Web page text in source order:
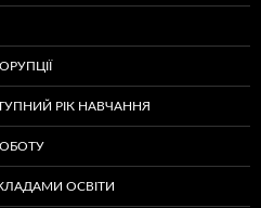
РІК НАВЧАННЯ
ОСВІТИ